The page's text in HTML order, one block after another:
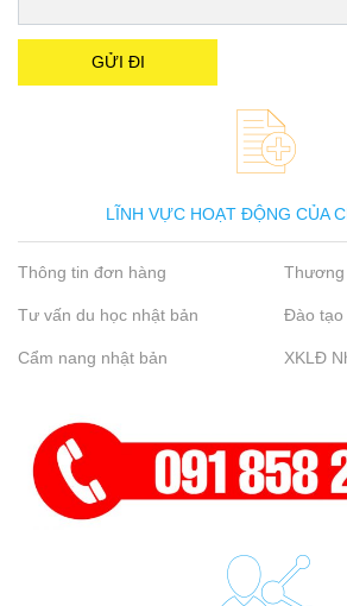
LĨNH VỰC HOẠT ĐỘNG CỦA
Thông tin đơn hàng Thương
Tư vấn du học nhật bản Đào tạo
Cẩm nang nhật bản XKLĐ